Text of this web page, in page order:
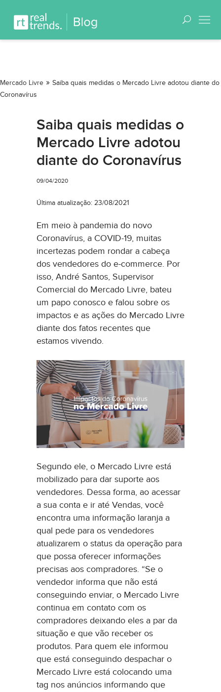
Mercado Livre » Saiba quais medidas o Mercado Livre adotou diante do
Coronavírus
Saiba quais medidas o
Mercado Livre adotou
diante do Coronavírus
09/04/2020
Última atualização: 23/08/2021
Em meio à pandemia do novo
Coronavírus, a COVID-19, muitas
incertezas podem rondar a cabeça
dos vendedores do e-commerce. Por
isso, André Santos, Supervisor
Comercial do Mercado Livre, bateu
um papo conosco e falou sobre os
impactos e as ações do Mercado Livre
diante dos fatos recentes que
estamos vivendo.
Segundo ele, o Mercado Livre está
mobilizado para dar suporte aos
vendedores. Dessa forma, ao acessar
a sua conta e ir até Vendas, você
encontra uma informação laranja a
qual pede para os vendedores
atualizarem o status da operação para
que possa oferecer informações
precisas aos compradores. “Se o
vendedor informa que não está
conseguindo enviar, o Mercado Livre
continua em contato com os
compradores deixando eles a par da
situação e que vão receber os
produtos. Para quem ele informou
que está conseguindo despachar o
Mercado Livre está colocando uma
tag nos anúncios informando que